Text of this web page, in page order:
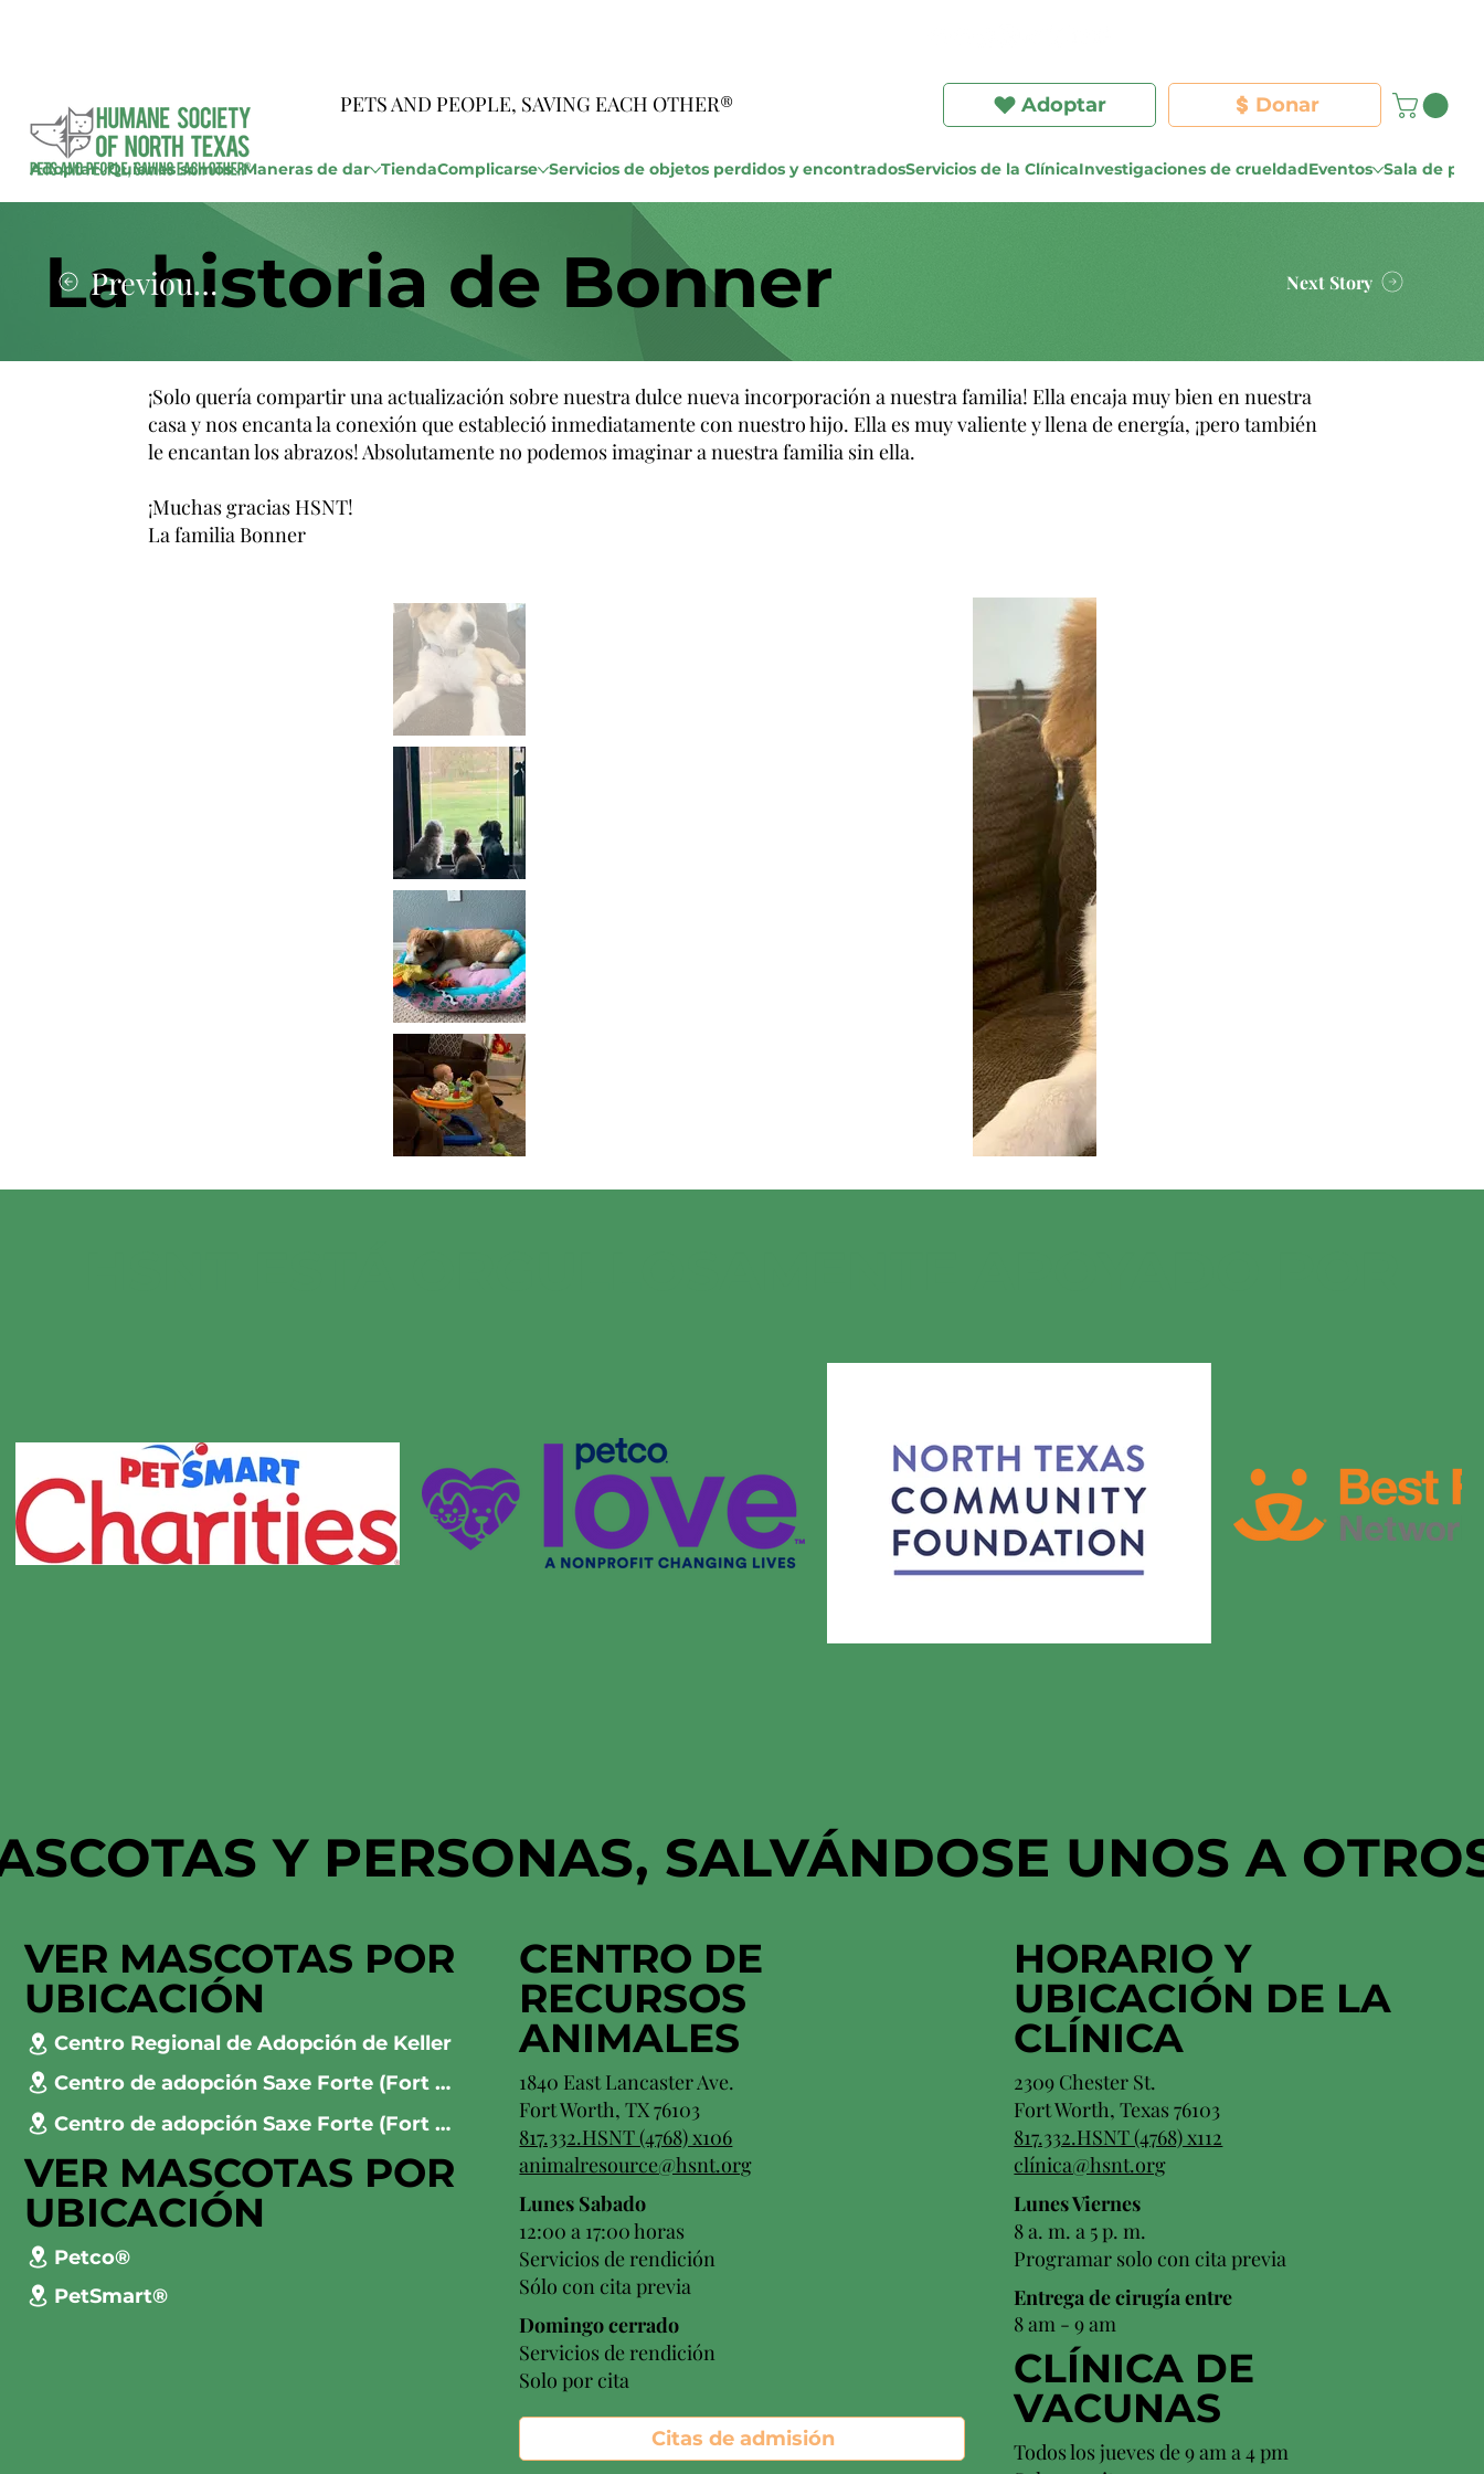
PETS AND PEOPLE, SAVING EACH OTHER® Adoptar Donar
Adoptar Quienes somos Maneras de dar TiendaComplicarse Servicios de objetos perdidos y encontradosServicios de la ClínicaInvestigaciones de crueldadEventos Sala de
La historia de Bonner Next Story
Previous Story
¡Solo quería compartir una actualización sobre nuestra dulce nueva incorporación a nuestra familia! Ella encaja muy bien en nuestra
casa y nos encanta la conexión que estableció inmediatamente con nuestro hijo. Ella es muy valiente y llena de energía, ¡pero también
le encantan los abrazos! Absolutamente no podemos imaginar a nuestra familia sin ella.
¡Muchas gracias HSNT!
La familia Bonner
Y PERSONAS, SALVÁNDOSE UNOS A
VER MASCOTAS POR
UBICACIÓN
Centro Regional de Adopción de Keller
Centro de adopción Saxe Forte (Fort Worth)
Centro de adopción Saxe Forte (Fort Worth)
VER MASCOTAS POR
UBICACIÓN
Petco®
PetSmart®
CENTRO DE
RECURSOS
ANIMALES
1840 East Lancaster Ave.
Fort Worth, TX 76103
817.332.HSNT (4768) x106
animalresource@hsnt.org
Lunes Sabado
12:00 a 17:00 horas
Servicios de rendición
Sólo con cita previa
Domingo cerrado
Servicios de rendición
Solo por cita
Citas de admisión
HORARIO Y
UBICACIÓN DE LA
CLÍNICA
2309 Chester St.
Fort Worth, Texas 76103
817.332.HSNT (4768) x112
clínica@hsnt.org
Lunes Viernes
8 a. m. a 5 p. m.
Programar solo con cita previa
Entrega de cirugía entre
8 am - 9 am
CLÍNICA DE
VACUNAS
Todos los jueves de 9 am a 4 pm